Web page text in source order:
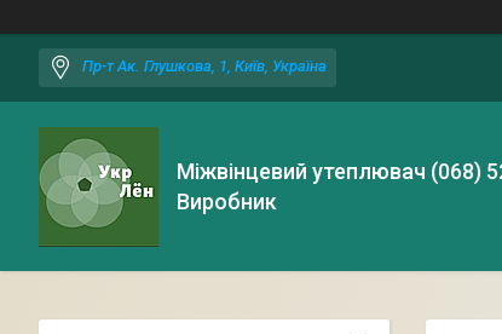
Пр-т Ак. Глушкова, 1, Київ, Україна
Міжвінцевий утеплювач (068)
Виробник